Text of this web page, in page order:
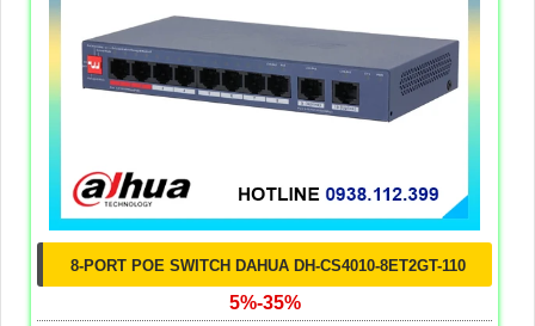
8-PORT POE SWITCH DAHUA DH-CS4010-8ET2GT-110
5%-35%